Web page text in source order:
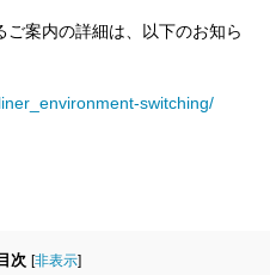
案内の詳細は、以下のお知ら
switching/
次 [非表示]